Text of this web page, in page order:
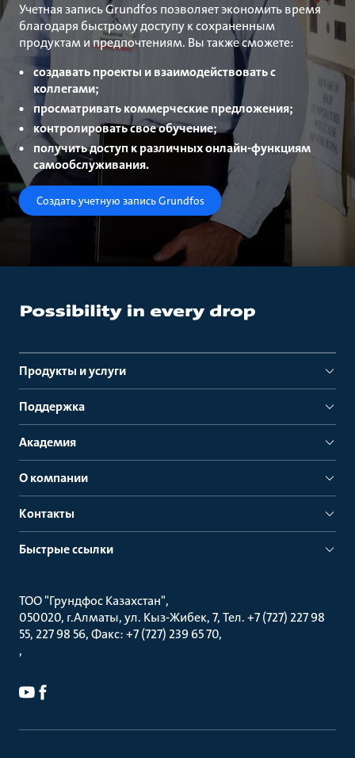
Учетная запись Grundfos позволяет экономить время
благодаря быстрому доступу к сохраненным
продуктам и предпочтениям. Вы также сможете:
создавать проекты и взаимодействовать с
коллегами;
просматривать коммерческие предложения;
контролировать свое обучение;
получить доступ к различных онлайн-функциям
самообслуживания.
Создать учетную запись Grundfos
Продукты и услуги
Поддержка
Академия
О компании
Контакты
Быстрые ссылки
ТОО "Грундфос Казахстан"
050020, г.Алматы, ул. Кыз-Жибек, 7, Тел. +7 (727) 227 98
55, 227 98 56, Факс: +7 (727) 239 65 70